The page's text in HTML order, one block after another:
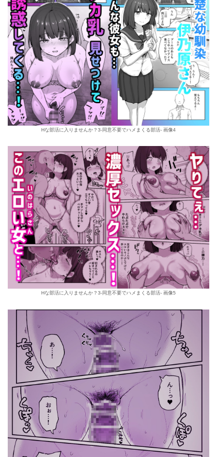
Hな部活に入りませんか？3-同意不要でハメまくる部活- 画像4
Hな部活に入りませんか？3-同意不要でハメまくる部活- 画像5